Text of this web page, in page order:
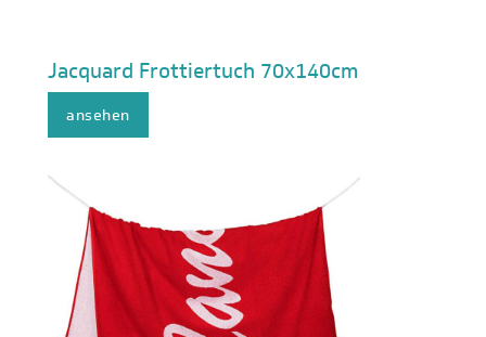
Jacquard Frottiertuch 70x140cm
ansehen